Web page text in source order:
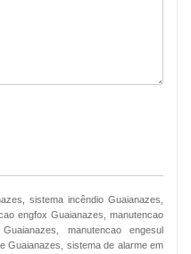
sistema incêndio Guaianazes,
engfox Guaianazes, manutencao
manutencao engesul
Guaianazes, sistema de alarme em